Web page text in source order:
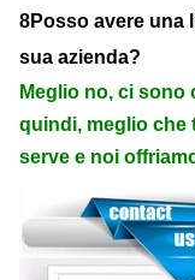
8Posso avere una
sua azienda?
Meglio no, ci
quindi, meglio che
serve e noi